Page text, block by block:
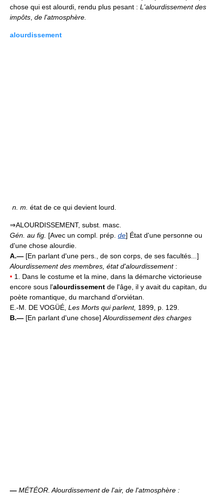
chose qui est alourdi, rendu plus pesant : L'alourdissement des
impôts de l'atmosphère.
alourdissement
n. m. état de ce qui devient lourd.
⇒ALOURDISSEMENT, subst. masc.
Gén. au fig. [Avec un compl. prép. de] État d'une personne ou
d'une chose alourdie.
A.— [En parlant d'une pers., de son corps, de ses facultés...]
Alourdissement des membres, état d'alourdissement:
• 1. Dans le costume et la mine, dans la démarche victorieuse
encore sous l'alourdissement de l'âge, il y avait du capitan, du
poète romantique, du marchand d'orviétan.
E.-M. DE VOGÜÉ, Les Morts qui parlent, 1899, p. 129.
B.— [En parlant d'une chose] Alourdissement des charges
— MÉTÉOR. Alourdissement de l'air, de l'atmosphère :